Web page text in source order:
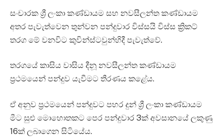
සංචාරක ශ්‍රී ලංකා කණ්ඩායම සහ නවසීලන්ත කණ්ඩායම
අතර පැවැත්වෙන තුන්වන පන්දුවාර විස්සයි විස්ස ක්‍රිකට්
තරග මේ වනවිට කුවින්ස්ටවුන්හිදී පැවැත්වේ.
තරගයේ කාසිය වාසිය දීනූ නවසීලන්ත කණ්ඩායම
ප්‍රථමයෙන් පන්දුව යැවීමට තීරණය කළේය.
ඒ අනුව ප්‍රථමයෙන් පන්දුවට පහර දුන් ශ්‍රී ලංකා කණ්ඩායම
මීට සුළු මොහොතකට පෙර පන්දුවාර 3ක් අවසානයේ ලකුණු
16ක් ලබාගෙන සිටියේය.